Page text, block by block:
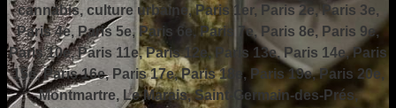
cannabis, culture urbaine, Paris 1er, Paris 2e, Paris 3e,
Paris 4e, Paris 5e, Paris 6e, Paris 7e, Paris 8e, Paris 9e,
Paris 10e, Paris 11e, Paris 12e, Paris 13e, Paris 14e, Paris
15e, Paris 16e, Paris 17e, Paris 18e, Paris 19e, Paris 20e,
Montmartre, Le Marais, Saint-Germain-des-Prés,